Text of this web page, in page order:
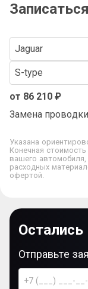
Jaguar
S-type
Замена
от 86 210 ₽
Указана
Конечная
вашего
расходных
офертой.
Отправьте